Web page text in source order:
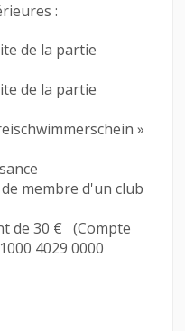
:
de la partie
de la partie
»
membre d'un club
de 30 € (Compte
4029 0000